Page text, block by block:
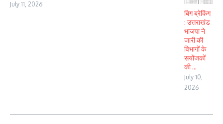
July 11, 2026
बिग ब्रेकिंग
: उत्तराखंड
भाजपा ने
जारी की
विभागों के
सयोंजकों
की ...
July 10,
2026